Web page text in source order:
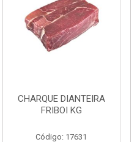
CHARQUE DIANTEIRA
FRIBOI KG
Código: 17631